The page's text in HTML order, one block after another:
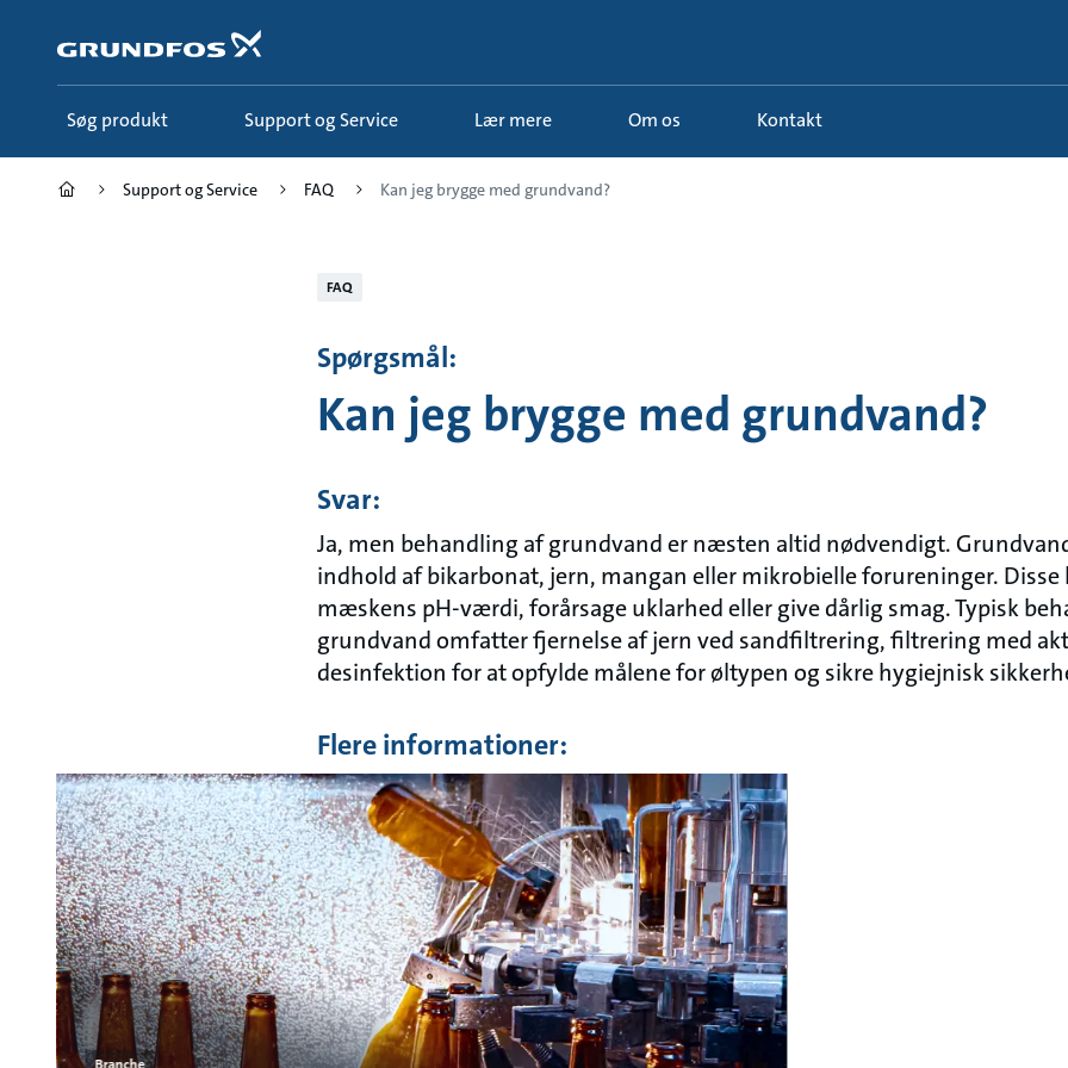
hovedindhold
Søg produkt Support og Service Lær mere Om os Kontakt
Support og Service FAQ Kan jeg brygge med grundvand?
FAQ
Spørgsmål:
Kan jeg brygge med grundvand?
Svar:
Ja, men behandling af grundvand er næsten altid nødvendigt.
indhold af bikarbonat, jern, mangan eller mikrobielle forureninger.
mæskens pH-værdi, forårsage uklarhed eller give dårlig smag. Typisk
grundvand omfatter fjernelse af jern ved sandfiltrering, filtrering med
desinfektion for at opfylde målene for øltypen og sikre hygiejnisk
Flere informationer: